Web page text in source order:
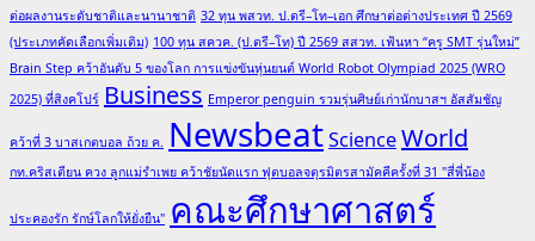
ต่อผลงานระดับชาติและนานาชาติ 32 ทุน พสวท. ป.ตรี–โท–เอก ศึกษาต่อต่างประเทศ ปี 2569
(ประเภทคัดเลือกเพิ่มเติม) 100 ทุน สควค. (ป.ตรี–โท) ปี 2569 สสวท. เฟ้นหา “ครู SMT รุ่นใหม่”
Brain Step คว้าอันดับ 5 ของโลก การแข่งขันหุ่นยนต์ World Robot Olympiad 2025 (WRO
2025) ที่สิงคโปร์ Business Emperor penguin รวมรุ่นศิษย์เก่านักบาสฯ อัสสัมชัญ
คว้าที่ 3 บาสเกตบอล ถ้วย ค. NewsbeatScienceWorld
กท.คริสเตียน ควง ลูกแม่รำเพย คว้าชัยนัดแรก ฟุตบอลจตุรมิตรสามัคคีครั้งที่ 31 "สี่พี่น้อง
ประคองรัก รักษ์โลกให้ยั่งยืน" คณะศึกษาศาสตร์